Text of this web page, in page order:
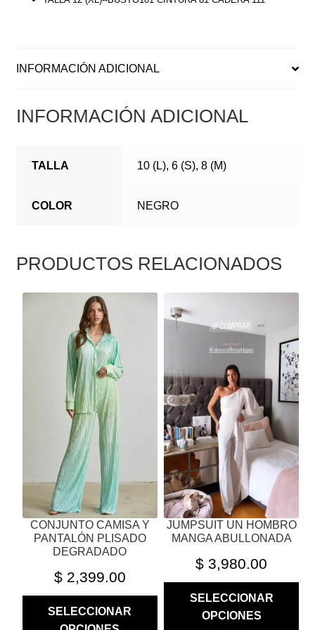
INFORMACIÓN ADICIONAL
INFORMACIÓN ADICIONAL
TALLA 10 (L), 6 (S), 8 (M)
COLOR NEGRO
PRODUCTOS RELACIONADOS
CONJUNTO CAMISA Y
PANTALÓN PLISADO
DEGRADADO
$2,399.00
SELECCIONAR
PRODUCTO
MÚLTIPLES
VARIANTES.
OPCIONES
PUEDEN
ELEGIR
PÁGINA
DE
PRODUCTO
JUMPSUIT UN HOMBRO
MANGA ABULLONADA
$ 3,980.00
SELECCIONAR
OPCIONES
PRODUCTO
MÚLTIPLES
VARIANTES.
LAS
OPCIONES
SE
PUEDEN
ELEGIR
EN
LA
PÁGINA
DE